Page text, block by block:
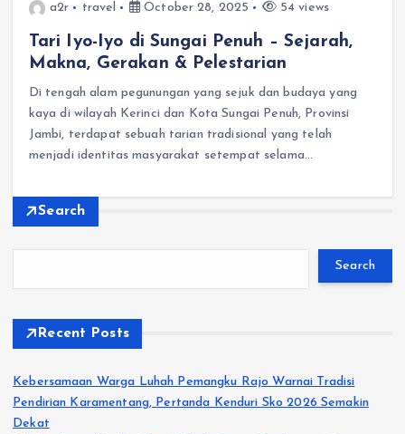
a2r travel October 28, 2025 54 views
Tari Iyo-Iyo di Sungai Penuh – Sejarah,
Makna, Gerakan & Pelestarian
Di tengah alam pegunungan yang sejuk dan budaya yang
kaya di wilayah Kerinci dan Kota Sungai Penuh, Provinsi
Jambi, terdapat sebuah tarian tradisional yang telah
menjadi identitas masyarakat setempat selama…
Search
Search
Recent Posts
Kebersamaan Warga Luhah Pemangku Rajo Warnai Tradisi
Pendirian Karamentang, Pertanda Kenduri Sko 2026 Semakin
Dekat